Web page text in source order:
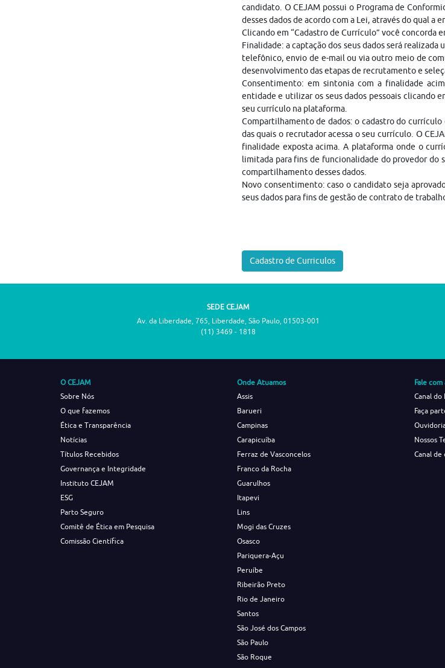
candidato. O CEJAM possui o Programa de
desses dados de acordo com a Lei, através do qual a
Clicando em “Cadastro de Currículo” você
Finalidade: a captação dos seus dados será
telefônico, envio de e-mail ou via outro meio de
desenvolvimento das etapas de recrutamento e
Consentimento: em sintonia com a finalidade
entidade e utilizar os seus dados pessoais clicando
seu currículo na plataforma.
Compartilhamento de dados: o cadastro do
das quais o recrutador acessa o seu currículo. O
finalidade exposta acima. A plataforma onde o
limitada para fins de funcionalidade do provedor do
compartilhamento desses dados.
Novo consentimento: caso o candidato seja
seus dados para fins de gestão de contrato de
Cadastro de Curriculos
SEDE CEJAM
Av. da Liberdade, 765, Liberdade, São Paulo, 01503-001
(11) 3469 - 1818
O CEJAM
Sobre Nós
O que fazemos
Ética e Transparência
Notícias
Títulos Recebidos
Governança e Integridade
Instituto CEJAM
ESG
Parto Seguro
Comitê de Ética em Pesquisa
Comissão Científica
Onde Atuamos
Assis
Barueri
Campinas
Carapicuíba
Ferraz de Vasconcelos
Franco da Rocha
Guarulhos
Itapevi
Lins
Mogi das Cruzes
Osasco
Pariquera-Açu
Peruíbe
Ribeirão Preto
Rio de Janeiro
Santos
São José dos Campos
São Paulo
São Roque
Fale
Canal
Faça
Nossos
Canal de